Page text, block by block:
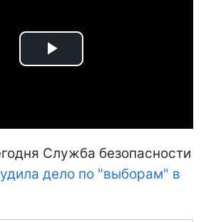
Play
Служба безопасности
дело по "выборам" в